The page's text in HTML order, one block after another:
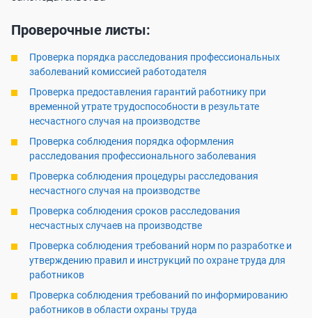
Проверочные листы:
Проверка порядка расследования профессиональных
заболеваний комиссией работодателя
Проверка предоставления гарантий работнику при
временной утрате трудоспособности в результате
несчастного случая на производстве
Проверка соблюдения порядка оформления
расследования профессионального заболевания
Проверка соблюдения процедуры расследования
несчастного случая на производстве
Проверка соблюдения сроков расследования
несчастных случаев на производстве
Проверка соблюдения требований норм по разработке и
утверждению правил и инструкций по охране труда для
работников
Проверка соблюдения требований по информированию
работников в области охраны труда